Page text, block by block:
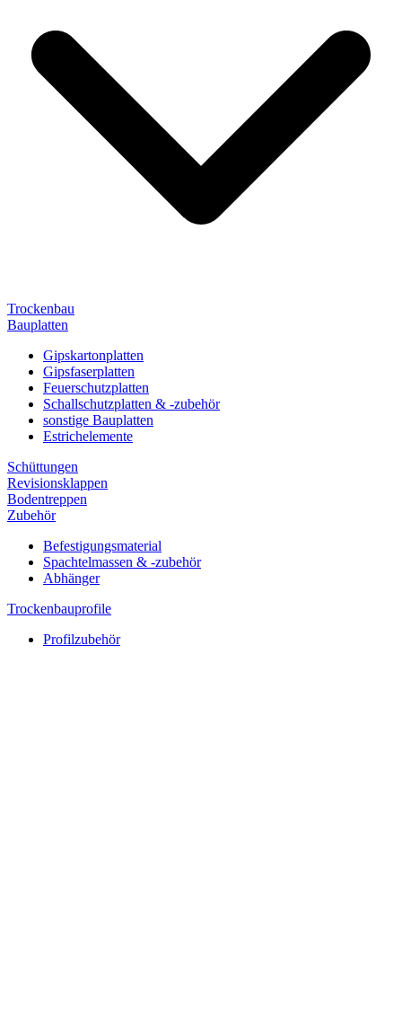
Trockenbau
Bauplatten
Gipskartonplatten
Gipsfaserplatten
Feuerschutzplatten
Schallschutzplatten & -zubehör
sonstige Bauplatten
Estrichelemente
Schüttungen
Revisionsklappen
Bodentreppen
Zubehör
Befestigungsmaterial
Spachtelmassen & -zubehör
Abhänger
Trockenbauprofile
Profilzubehör